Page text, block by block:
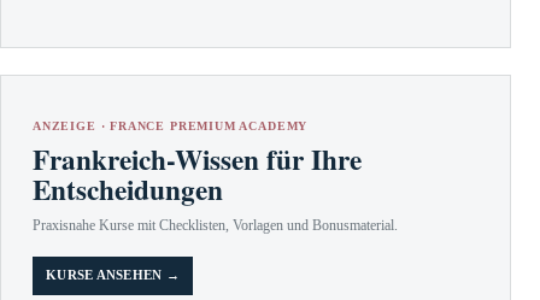
ANZEIGE · FRANCE PREMIUM ACADEMY
Frankreich-Wissen für Ihre
Entscheidungen
Praxisnahe Kurse mit Checklisten, Vorlagen und Bonusmaterial.
KURSE ANSEHEN →